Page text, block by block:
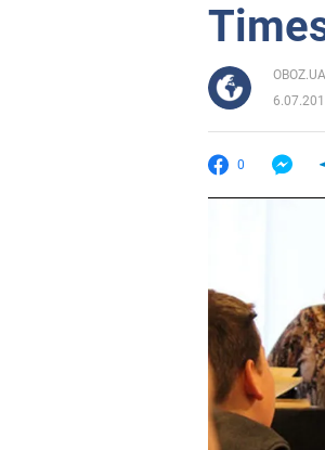
OBOZ.UA
0